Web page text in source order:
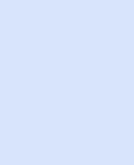
und des
wie er ist, ohne beurteilt
dabei zu helfen, sich
und in sich selbst
passen.
etwa 15 km um Kayl
berechnet.
rückerstattet.